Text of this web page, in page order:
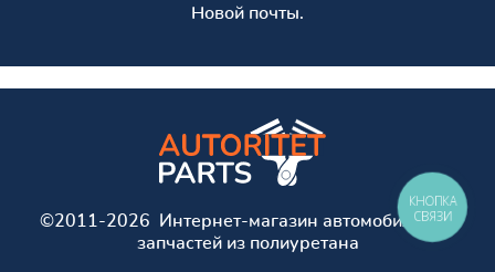
Новой почты.
©2011-2026 Интернет-магазин автомобильных
запчастей из полиуретана
КНОПКА
СВЯЗИ